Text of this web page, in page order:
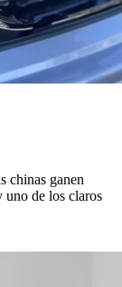
chinas ganen
uno de los claros